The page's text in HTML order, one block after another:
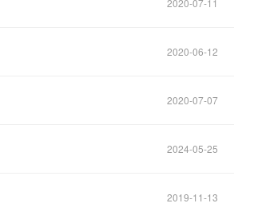
2020-07-11
2020-06-12
2020-07-07
2024-05-25
2019-11-13